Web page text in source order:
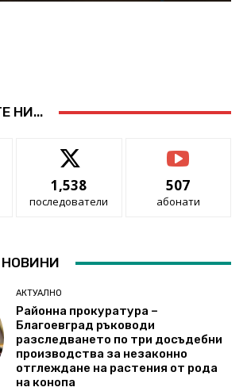
НИ...
1,538
последователи
507
абонати
АКТУАЛНО
Районна прокуратура –
Благоевград ръководи
разследването по три досъдебни
производства за незаконно
отглеждане на растения от рода
на конопа